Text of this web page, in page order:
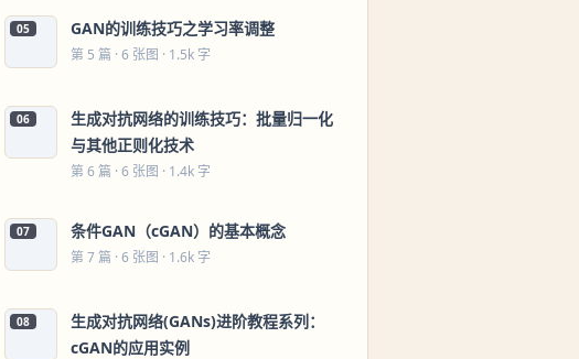
05 GAN的训练技巧之学习率调整
第 5 篇 · 6 张图 · 1.5k 字
06
生成对抗网络的训练技巧：批量归一化
与其他正则化技术
第 6 篇 · 6 张图 · 1.4k 字
07 条件GAN（cGAN）的基本概念
第 7 篇 · 6 张图 · 1.6k 字
08
生成对抗网络(GANs)进阶教程系列：
cGAN的应用实例